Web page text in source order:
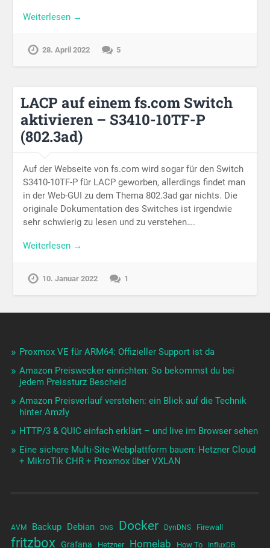
Weiterlesen →
28. April 2022 5
LACP auf einem fs.com Switch
aktivieren – S3410-10TF-P
(802.3ad)
Auf der Webseite von fs.com wird sogar für den Switch
S3410-10TF-P für LACP geworben, allerdings findet man
in der Web-GUI zu dem Thema 802.3ad gar nichts. Die
originale Dokumentation des Switches ist irgendwie
sehr schwierig zu lesen und zu verstehen….
Weiterlesen →
10. Januar 2022 1
Proxmox VE für ARM64: Offizieller Support ist da
Amazon Preiswecker einrichten: So bekommst du bei
jedem Preissturz Bescheid
Amazon Preisverlauf verstehen: ein Blick auf die Technik
hinter Amzly
HTTP/3 & QUIC einfach erklärt – und live im Browser sehen
Eine sichere Multi-Site-Webplattform bauen: Hetzner Cloud
+ MikroTik CHR + Proxmox über VXLAN
AVM Backup Debian DNS Docker DynDNS Firewall
fritzbox Grafana Hetzner Homelab How To InfluxDB